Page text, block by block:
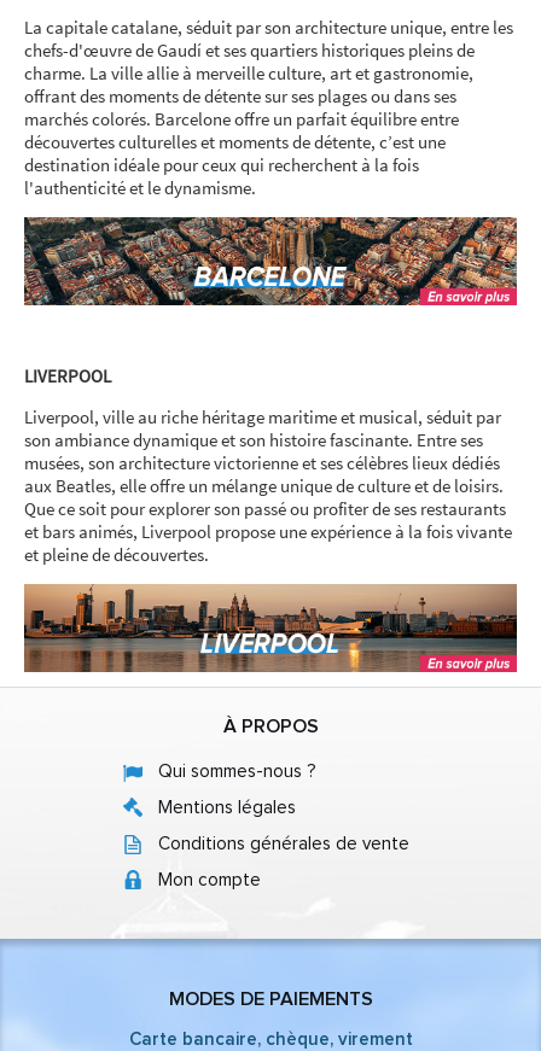
La capitale catalane, séduit par son architecture unique, entre les
chefs-d'œuvre de Gaudí et ses quartiers historiques pleins de
charme. La ville allie à merveille culture, art et gastronomie,
offrant des moments de détente sur ses plages ou dans ses
marchés colorés. Barcelone offre un parfait équilibre entre
découvertes culturelles et moments de détente, c’est une
destination idéale pour ceux qui recherchent à la fois
l'authenticité et le dynamisme.
LIVERPOOL
Liverpool, ville au riche héritage maritime et musical, séduit par
son ambiance dynamique et son histoire fascinante. Entre ses
musées, son architecture victorienne et ses célèbres lieux dédiés
aux Beatles, elle offre un mélange unique de culture et de loisirs.
Que ce soit pour explorer son passé ou profiter de ses restaurants
et bars animés, Liverpool propose une expérience à la fois vivante
et pleine de découvertes.
À PROPOS
Qui sommes-nous ?
Mentions légales
Conditions générales de vente
Mon compte
MODES DE PAIEMENTS
Carte bancaire, chèque, virement